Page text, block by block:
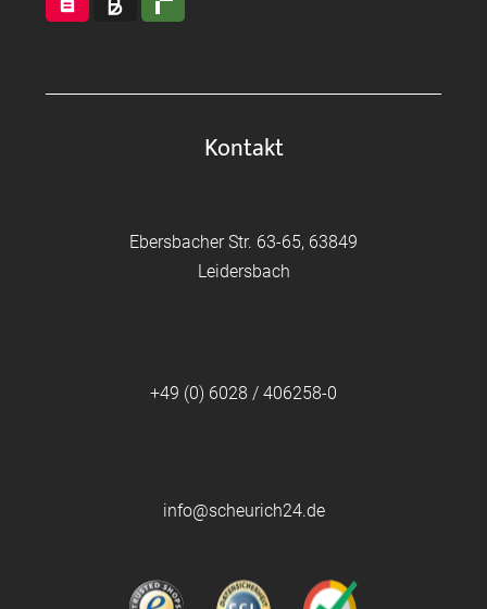
Kontakt
Ebersbacher Str. 63-65, 63849
Leidersbach
+49 (0) 6028 / 406258-0
info@scheurich24.de